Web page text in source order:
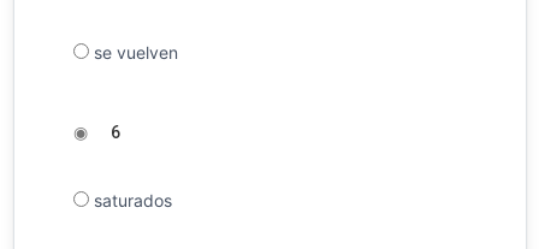
se vuelven
◉ 6
saturados